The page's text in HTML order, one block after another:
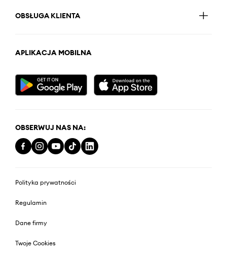
OBSŁUGA KLIENTA
APLIKACJA MOBILNA
OBSERWUJ NAS NA:
Polityka prywatności
Regulamin
Dane firmy
Twoje Cookies